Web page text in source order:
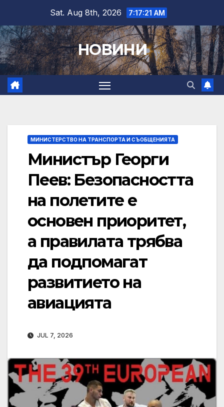
content
Sat. Aug 8th, 2026 7:17:22 AM
НОВИНИ
МИНИСТЕРСТВО НА ТРАНСПОРТА И СЪОБЩЕНИЯТА
Министър Георги
Пеев: Безопасността
на полетите е
основен приоритет,
а правилата трябва
да подпомагат
развитието на
авиацията
JUL 7, 2026